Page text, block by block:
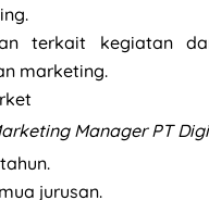
terkait kegiatan
marketing.
Manager PT
jurusan.